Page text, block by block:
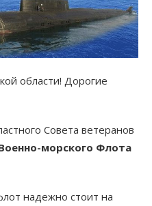
области! Дорогие
Совета ветеранов
морского Флота
надежно стоит на